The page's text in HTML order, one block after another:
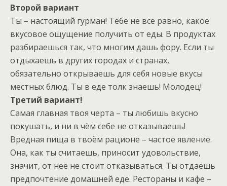
Второй вариант
Ты – настоящий гурман! Тебе не всё равно, какое
вкусовое ощущение получить от еды. В продуктах
разбираешься так, что многим дашь фору. Если ты
отдыхаешь в других городах и странах,
обязательно открываешь для себя новые вкусы
местных блюд. Ты в еде толк знаешь! Молодец!
Третий вариант!
Самая главная твоя черта – ты любишь вкусно
покушать, и ни в чём себе не отказываешь!
Вредная пища в твоём рационе – частое явление.
Она, как ты считаешь, приносит удовольствие,
значит, от неё не стоит отказываться. Ты отдаёшь
предпочтение домашней еде. Рестораны и кафе –